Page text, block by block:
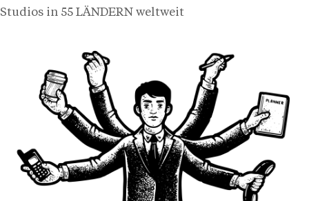
Studios in 55 LÄNDERN weltweit